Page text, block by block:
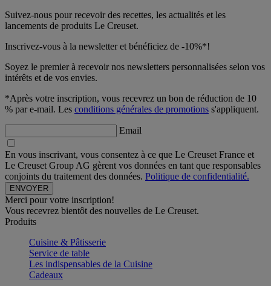
Suivez-nous pour recevoir des recettes, les actualités et les
lancements de produits Le Creuset.
Inscrivez-vous à la newsletter et bénéficiez de -10%*!
Soyez le premier à recevoir nos newsletters personnalisées selon vos
intérêts et de vos envies.
*Après votre inscription, vous recevrez un bon de réduction de 10
% par e-mail. Les conditions générales de promotions s'appliquent.
Email
En vous inscrivant, vous consentez à ce que Le Creuset France et
Le Creuset Group AG gèrent vos données en tant que responsables
conjoints du traitement des données. Politique de confidentialité.
Merci pour votre inscription!
Vous recevrez bientôt des nouvelles de Le Creuset.
Produits
Cuisine & Pâtisserie
Service de table
Les indispensables de la Cuisine
Cadeaux